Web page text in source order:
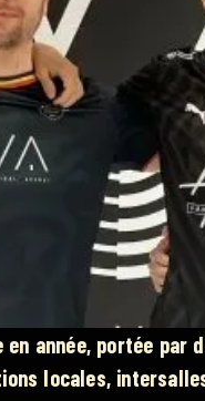
en année, portée
locales,